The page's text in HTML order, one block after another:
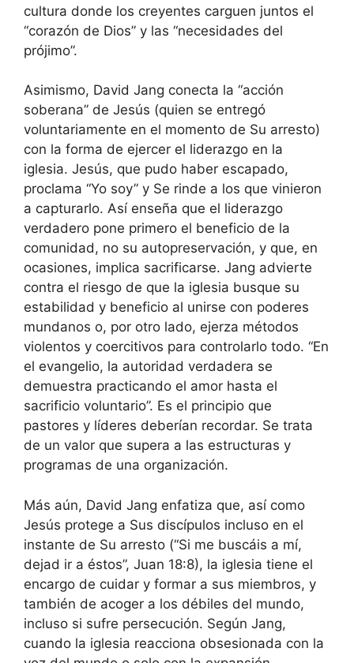
cultura donde los creyentes carguen juntos el
“corazón de Dios” y las “necesidades del
prójimo”.
Asimismo, David Jang conecta la “acción
soberana” de Jesús (quien se entregó
voluntariamente en el momento de Su arresto)
con la forma de ejercer el liderazgo en la
iglesia. Jesús, que pudo haber escapado,
proclama “Yo soy” y Se rinde a los que vinieron
a capturarlo. Así enseña que el liderazgo
verdadero pone primero el beneficio de la
comunidad, no su autopreservación, y que, en
ocasiones, implica sacrificarse. Jang advierte
contra el riesgo de que la iglesia busque su
estabilidad y beneficio al unirse con poderes
mundanos o, por otro lado, ejerza métodos
violentos y coercitivos para controlarlo todo. “En
el evangelio, la autoridad verdadera se
demuestra practicando el amor hasta el
sacrificio voluntario”. Es el principio que
pastores y líderes deberían recordar. Se trata
de un valor que supera a las estructuras y
programas de una organización.
Más aún, David Jang enfatiza que, así como
Jesús protege a Sus discípulos incluso en el
instante de Su arresto (“Si me buscáis a mí,
dejad ir a éstos”, Juan 18:8), la iglesia tiene el
encargo de cuidar y formar a sus miembros, y
también de acoger a los débiles del mundo,
incluso si sufre persecución. Según Jang,
cuando la iglesia reacciona obsesionada con la